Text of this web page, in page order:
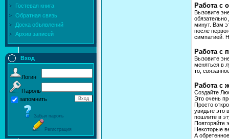
Гостевая книга
Обратная связь
Доска объявлений
Архив записей
Вход
Логин
Пароль
запомнить
Забыл пароль
Регистрация
Работа с
Вызовите
минут. Вам
после
симпатией.
Работа с
Вызовите
меняться в
то,
Работа с
Создайте
Это очень
Просто
увидьте это
пошлите в
Повторяйте
Некоторые
А